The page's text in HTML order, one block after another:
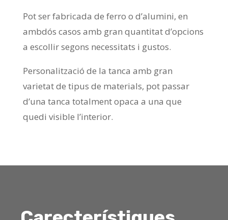
Pot ser fabricada de ferro o d’alumini, en
ambdós casos amb gran quantitat d’opcions
a escollir segons necessitats i gustos.
Personalització de la tanca amb gran
varietat de tipus de materials, pot passar
d’una tanca totalment opaca a una que
quedi visible l’interior.